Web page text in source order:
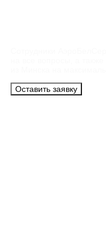
Оставить заявку